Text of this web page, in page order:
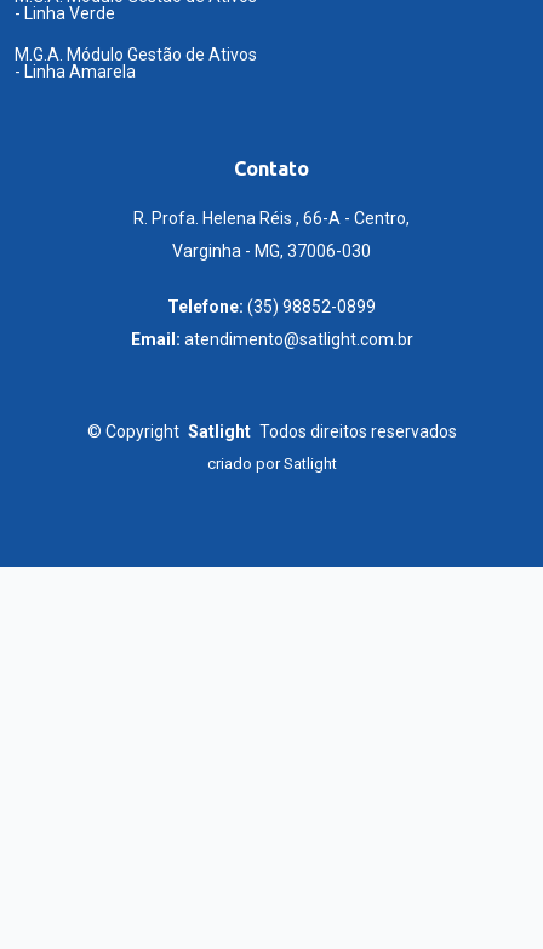
- Linha Verde
M.G.A. Módulo Gestão de Ativos
- Linha Amarela
Contato
R. Profa. Helena Réis , 66-A - Centro,
Varginha - MG, 37006-030
Telefone: (35) 98852-0899
Email: atendimento@satlight.com.br
© Copyright Satlight Todos direitos reservados
criado porSatlight